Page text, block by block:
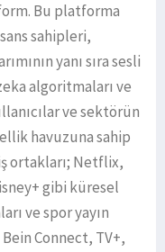
Bu platforma
sahipleri,
yanı sıra sesli
algoritmaları ve
ve sektörün
havuzuna sahip
ortakları; Netflix,
gibi küresel
ve spor yayın
Bein Connect, TV+,